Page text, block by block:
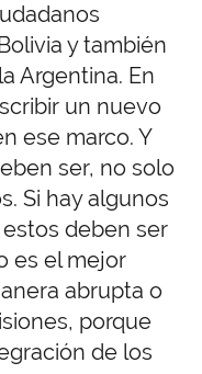
y también
Argentina. En
un nuevo
ese marco. Y
ser, no solo
Si hay algunos
deben ser
es el mejor
abrupta o
porque
de los